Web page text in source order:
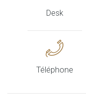
Desk
Téléphone